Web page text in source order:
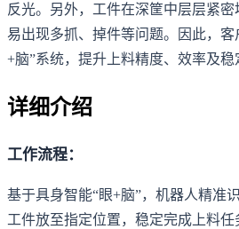
反光。另外，工件在深筐中层层紧
易出现多抓、掉件等问题。因此，客
+脑”系统，提升上料精度、效率及稳
详细介绍
工作流程：
基于具身智能“眼+脑”，机器人精准
工件放至指定位置，稳定完成上料任